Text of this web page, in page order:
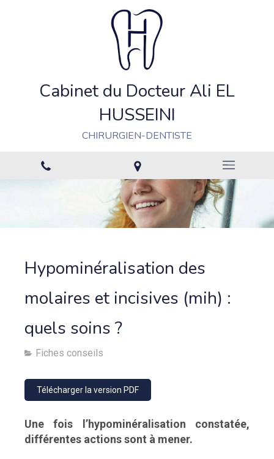
Cabinet du Docteur Ali EL
HUSSEINI
CHIRURGIEN-DENTISTE
Hypominéralisation des
molaires et incisives (mih) :
quels soins ?
Fiches conseils
Télécharger la version PDF
Une fois l’hypominéralisation constatée,
différentes actions sont à mener.